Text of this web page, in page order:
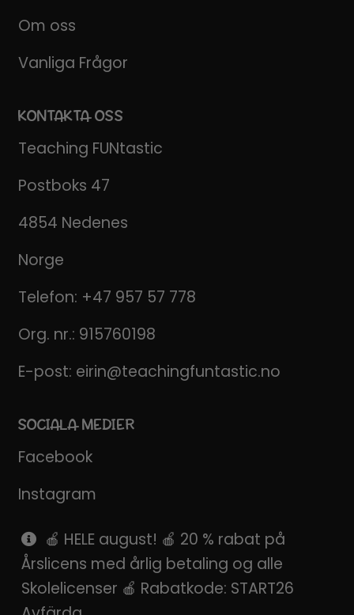
Om oss
Vanliga Frågor
KONTAKTA OSS
Teaching FUNtastic
Postboks 47
4854 Nedenes
Norge
Telefon: +47 957 57 778
Org. nr.: 915760198
E-post: eirin@teachingfuntastic.no
SOCIALA MEDIER
Facebook
Instagram
Pinterest
SnapChat
🍎 HELE august! 🍎 20 % rabat på
Årslicens med årlig betaling og alle
Skolelicenser 🍎 Rabatkode: START26